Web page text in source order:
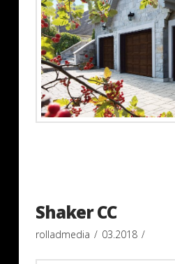
Shaker CC
rolladmedia 03.2018